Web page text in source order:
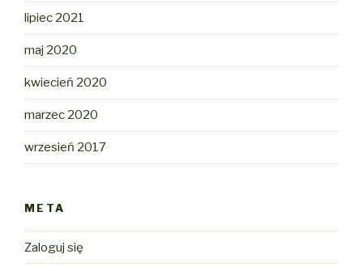
lipiec 2021
maj 2020
kwiecień 2020
marzec 2020
wrzesień 2017
META
Zaloguj się